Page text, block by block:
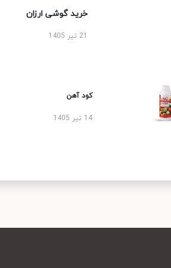
خرید گوشی ارزان
کود آهن
14 تیر 1405